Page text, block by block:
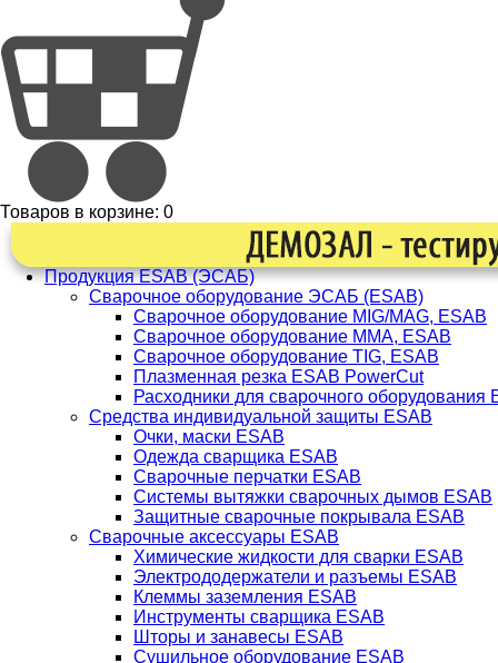
Товаров в корзине: 0
Продукция ESAB (ЭСАБ)
Сварочное оборудование ЭСАБ (ESAB)
Сварочное оборудование MIG/MAG, ESAB
Сварочное оборудование ММА, ESAB
Сварочное оборудование TIG, ESAB
Плазменная резка ESAB PowerCut
Расходники для сварочного оборудования
Средства индивидуальной защиты ESAB
Очки, маски ESAB
Одежда сварщика ESAB
Сварочные перчатки ESAB
Системы вытяжки сварочных дымов ESAB
Защитные сварочные покрывала ESAB
Сварочные аксессуары ESAB
Химические жидкости для сварки ESAB
Электрододержатели и разъемы ESAB
Клеммы заземления ESAB
Инструменты сварщика ESAB
Шторы и занавесы ESAB
Сушильное оборудование ESAB